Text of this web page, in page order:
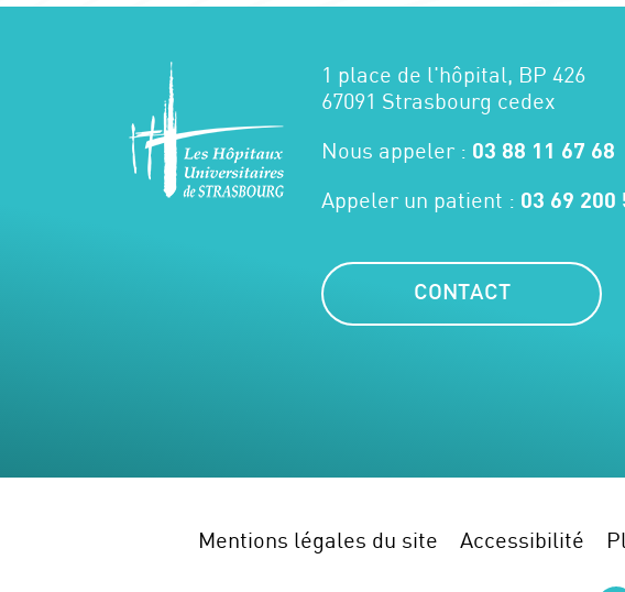
1 place de l'hôpital, BP 426
67091 Strasbourg cedex
Nous appeler : 03 88 11 67 68
Appeler un patient : 03 69 200
CONTACT
Mentions légales du site Accessibilité